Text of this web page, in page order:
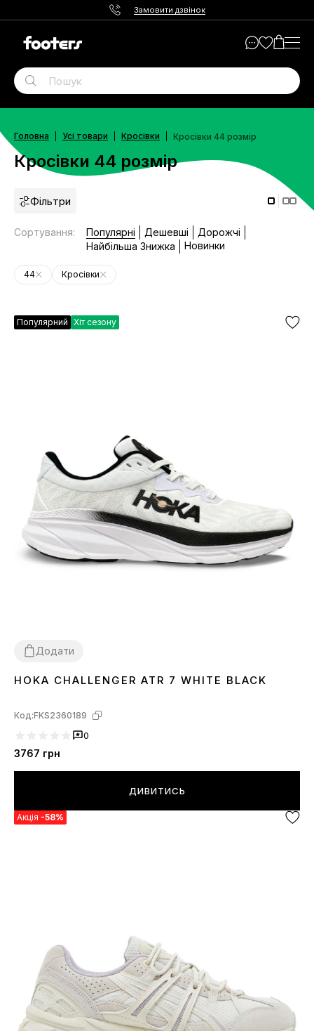
Замовити дзвінок
Головна Усі товари Кросівки Кросівки 44 розмір
Кросівки 44 розмір
Фільтри
Сортування: Популярні Дешевші
Дорожчі
Найбільша Знижка
Новинки
44 Кросівки
Популярний Хіт сезону
Додати
41 43444546
HOKA CHALLENGER ATR 7 WHITE BLACK
Код:FKS2360189
0
3767 грн
ДИВИТИСЬ
Акція -58%